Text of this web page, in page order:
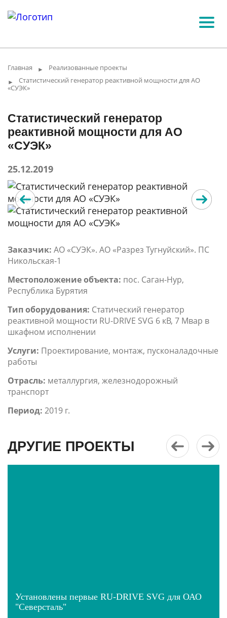
Главная ► Реализованные проекты
►
Статистический генератор реактивной мощности для АО
«СУЭК»
Статистический генератор
реактивной мощности для АО
«СУЭК»
25.12.2019
Заказчик: АО «СУЭК». АО «Разрез Тугнуйский». ПС
Никольская-1
Местоположение объекта: пос. Саган-Нур,
Республика Бурятия
Тип оборудования: Статический генератор
реактивной мощности RU-DRIVE SVG 6 кВ, 7 Мвар в
шкафном исполнении
Услуги: Проектирование, монтаж, пусконаладочные
работы
Отрасль: металлургия, железнодорожный
транспорт
Период: 2019 г.
ДРУГИЕ ПРОЕКТЫ
Установлены первые RU-DRIVE SVG для ОАО
"Северсталь"